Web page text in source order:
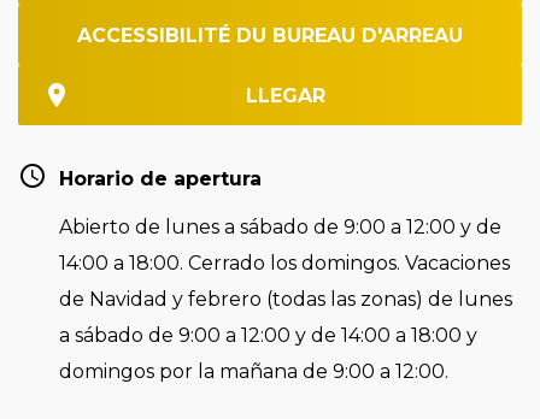
ACCESSIBILITÉ DU BUREAU D'ARREAU
LLEGAR
Horario de apertura
Abierto de lunes a sábado de 9:00 a 12:00 y de
14:00 a 18:00. Cerrado los domingos. Vacaciones
de Navidad y febrero (todas las zonas) de lunes
a sábado de 9:00 a 12:00 y de 14:00 a 18:00 y
domingos por la mañana de 9:00 a 12:00.